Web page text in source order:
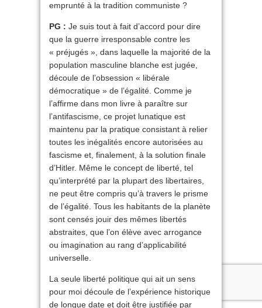
emprunté à la tradition communiste ?
PG : Je suis tout à fait d’accord pour dire
que la guerre irresponsable contre les
« préjugés », dans laquelle la majorité de la
population masculine blanche est jugée,
découle de l’obsession « libérale
démocratique » de l’égalité. Comme je
l’affirme dans mon livre à paraître sur
l’antifascisme, ce projet lunatique est
maintenu par la pratique consistant à relier
toutes les inégalités encore autorisées au
fascisme et, finalement, à la solution finale
d’Hitler. Même le concept de liberté, tel
qu’interprété par la plupart des libertaires,
ne peut être compris qu’à travers le prisme
de l’égalité. Tous les habitants de la planète
sont censés jouir des mêmes libertés
abstraites, que l’on élève avec arrogance
ou imagination au rang d’applicabilité
universelle.
La seule liberté politique qui ait un sens
pour moi découle de l’expérience historique
de longue date et doit être justifiée par